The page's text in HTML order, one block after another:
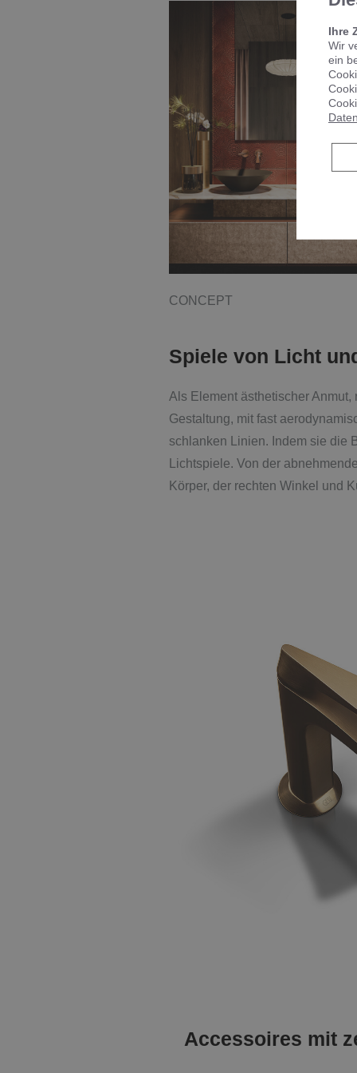
CONCEPT
Spiele von Licht
Als Element ästhetischer
Gestaltung, mit fast
schlanken Linien. Indem sie die
Lichtspiele. Von der
Körper, der rechten Winkel und
Accessoires mit
Ihre
Wir
ein